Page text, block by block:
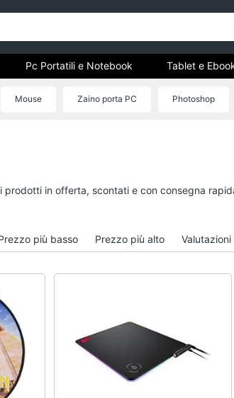
Vedi tutti Vedi
Hard disk
Hard disk esterno
Router
Pc Portatili e Notebook Tablet e
Mouse Zaino porta PC Photoshop
prodotti in offerta, scontati e con consegna
più basso Prezzo più alto Valutazioni